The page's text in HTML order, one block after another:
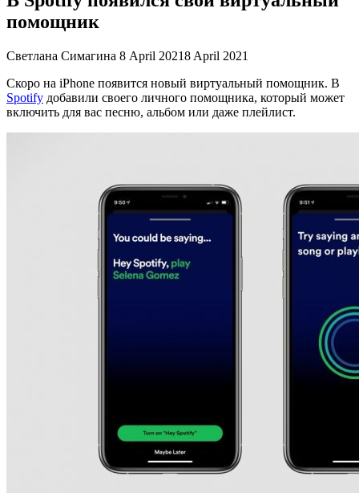
помощник
Светлана Симагина 8 April 20218 April 2021
Скоро на iPhone появится новый виртуальный помощник. В
Spotify добавили своего личного помощника, который может
включить для вас песню, альбом или даже плейлист.